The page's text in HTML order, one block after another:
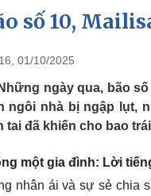
thật
Dấu ấn
Quân sự
Vũ khí
Việt Nam
số 10,
01/10/2025
ngày qua, bão
ngôi nhà bị ngập lụt,
tai đã khiến cho bao
một gia đình: Lời
nhân ái và sự sẻ chia